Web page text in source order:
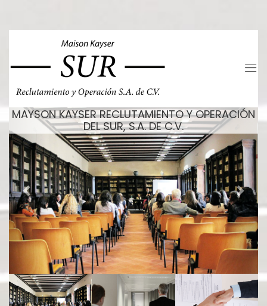
MAYSON KAYSER RECLUTAMIENTO Y OPERACIÓN
DEL SUR, S.A. DE C.V.